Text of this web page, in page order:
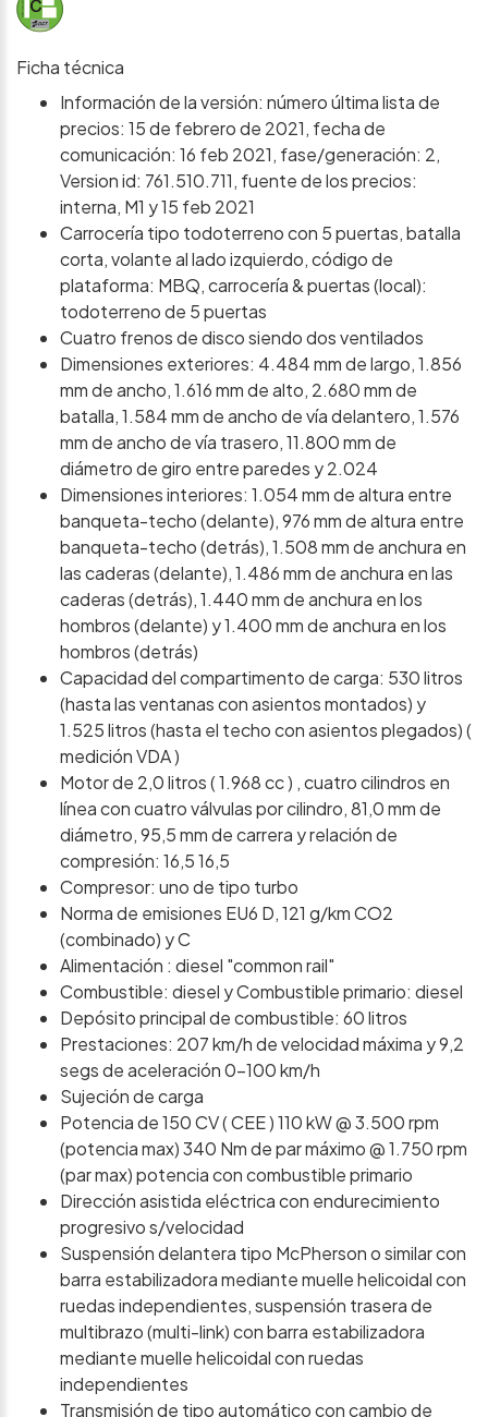
Ficha técnica
Información de la versión: número última lista de
precios: 15 de febrero de 2021, fecha de
comunicación: 16 feb 2021, fase/generación: 2,
Version id: 761.510.711, fuente de los precios:
interna, M1 y 15 feb 2021
Carrocería tipo todoterreno con 5 puertas, batalla
corta, volante al lado izquierdo, código de
plataforma: MBQ, carrocería & puertas (local):
todoterreno de 5 puertas
Cuatro frenos de disco siendo dos ventilados
Dimensiones exteriores: 4.484 mm de largo, 1.856
mm de ancho, 1.616 mm de alto, 2.680 mm de
batalla, 1.584 mm de ancho de vía delantero, 1.576
mm de ancho de vía trasero, 11.800 mm de
diámetro de giro entre paredes y 2.024
Dimensiones interiores: 1.054 mm de altura entre
banqueta-techo (delante), 976 mm de altura entre
banqueta-techo (detrás), 1.508 mm de anchura en
las caderas (delante), 1.486 mm de anchura en las
caderas (detrás), 1.440 mm de anchura en los
hombros (delante) y 1.400 mm de anchura en los
hombros (detrás)
Capacidad del compartimento de carga: 530 litros
(hasta las ventanas con asientos montados) y
1.525 litros (hasta el techo con asientos plegados) (
medición VDA )
Motor de 2,0 litros ( 1.968 cc ) , cuatro cilindros en
línea con cuatro válvulas por cilindro, 81,0 mm de
diámetro, 95,5 mm de carrera y relación de
compresión: 16,5 16,5
Compresor: uno de tipo turbo
Norma de emisiones EU6 D, 121 g/km CO2
(combinado) y C
Alimentación : diesel "common rail"
Combustible: diesel y Combustible primario: diesel
Depósito principal de combustible: 60 litros
Prestaciones: 207 km/h de velocidad máxima y 9,2
segs de aceleración 0-100 km/h
Sujeción de carga
Potencia de 150 CV ( CEE ) 110 kW @ 3.500 rpm
(potencia max) 340 Nm de par máximo @ 1.750 rpm
(par max) potencia con combustible primario
Dirección asistida eléctrica con endurecimiento
progresivo s/velocidad
Suspensión delantera tipo McPherson o similar con
barra estabilizadora mediante muelle helicoidal con
ruedas independientes, suspensión trasera de
multibrazo (multi-link) con barra estabilizadora
mediante muelle helicoidal con ruedas
independientes
Transmisión de tipo automático con cambio de